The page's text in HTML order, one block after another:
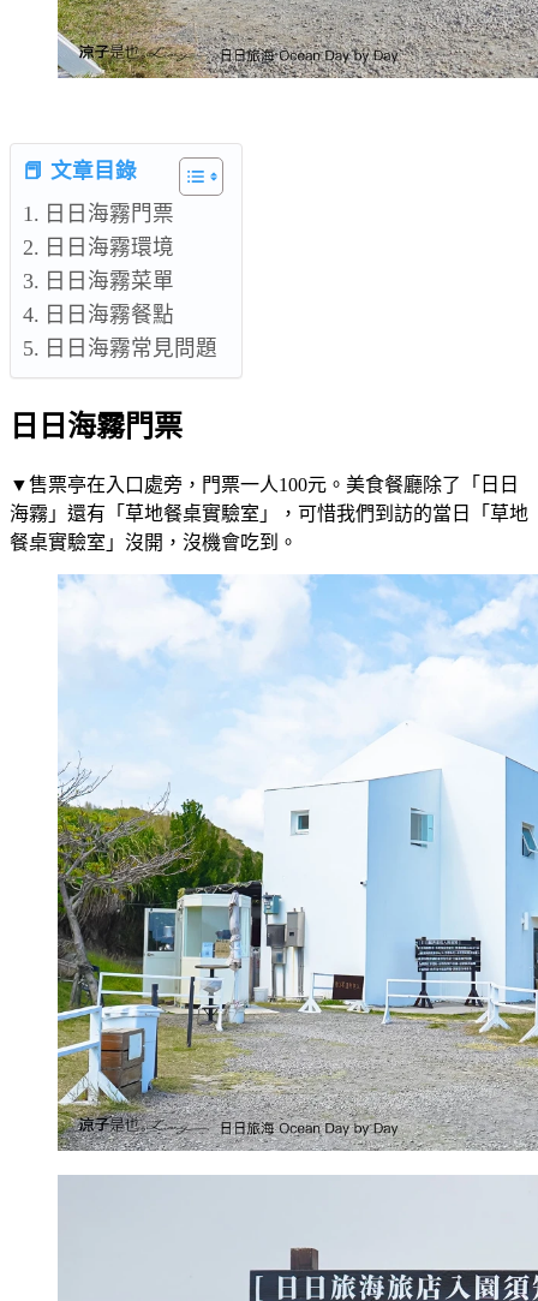
📕 文章目錄
日日海霧門票
日日海霧環境
日日海霧菜單
日日海霧餐點
日日海霧常見問題
日日海霧門票
▼售票亭在入口處旁，門票一人100元。美食餐廳除了「日日
海霧」還有「草地餐桌實驗室」，可惜我們到訪的當日「草地
餐桌實驗室」沒開，沒機會吃到。